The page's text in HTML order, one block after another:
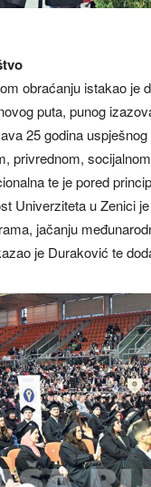
obraćanju istakao je
puta, punog
25 godina
privrednom,
te je pored
Univerziteta u Zenici
jačanju
je Duraković te